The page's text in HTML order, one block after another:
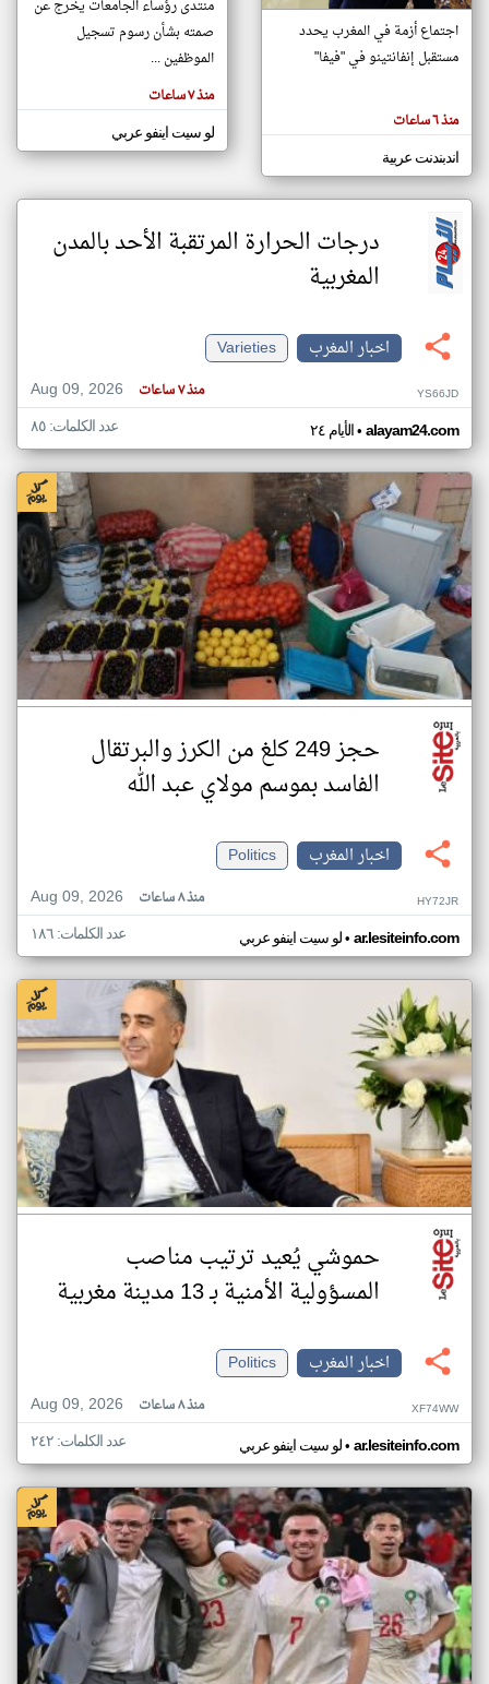
مصادر الأخبار من المغرب
اخبار المغرب على مدار الساعة
أهم اخبار المغرب العاجلة والمباشرة
المقالات
الموجوده
هنا عن
وجهة
كاتبيها.
اجتماع أزمة في المغرب يحدد
مستقبل إنفانتينو في "فيفا"
منذ ٦ ساعات
اندبندنت عربية
منتدى رؤساء الجامعات يخرج عن
صمته بشأن رسوم تسجيل
الموظفين ...
منذ ٧ ساعات
لو سيت اينفو عربي
درجات الحرارة المرتقبة الأحد بالمدن
المغربية
اخبار المغرب
Varieties
Aug 09, 2026
منذ ٧ ساعات YS66JD
الأيام ٢٤• alayam24.com عدد الكلمات: ٨٥
حجز 249 كلغ من الكرز والبرتقال
الفاسد بموسم مولاي عبد الله
اخبار المغرب
Politics
Aug 09, 2026
منذ ٨ ساعات HY72JR
لو سيت اينفو عربي• ar.lesiteinfo.com عدد الكلمات: ١٨٦
حموشي يُعيد ترتيب مناصب
المسؤولية الأمنية بـ 13 مدينة مغربية
اخبار المغرب
Politics
Aug 09, 2026
منذ ٨ ساعات XF74WW
لو سيت اينفو عربي• ar.lesiteinfo.com عدد الكلمات: ٢٤٢
klyoum.com